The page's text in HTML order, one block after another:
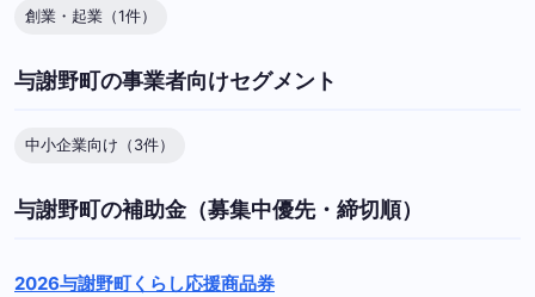
創業・起業（1件）
与謝野町の事業者向けセグメント
中小企業向け（3件）
与謝野町の補助金（募集中優先・締切順）
2026与謝野町くらし応援商品券